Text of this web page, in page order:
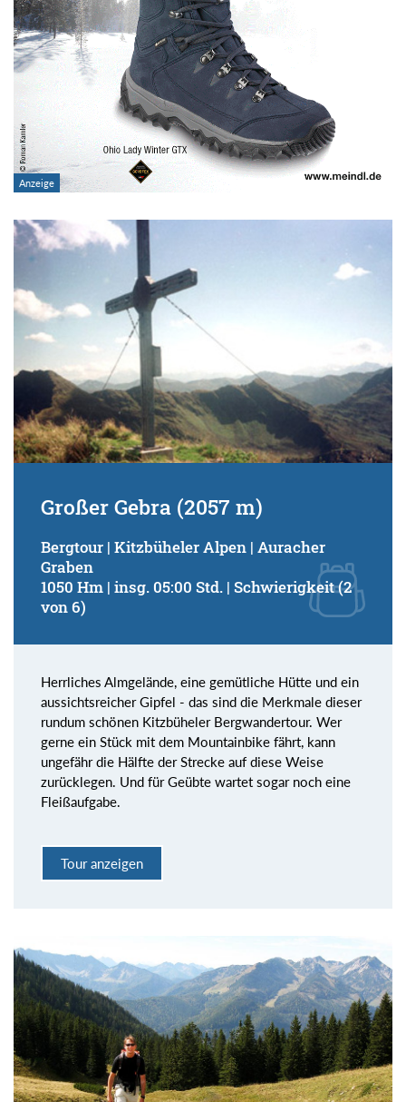
Großer Gebra (2057 m)
Bergtour | Kitzbüheler Alpen | Auracher
Graben
1050 Hm | insg. 05:00 Std. | Schwierigkeit (2
von 6)
Herrliches Almgelände, eine gemütliche Hütte und ein
aussichtsreicher Gipfel - das sind die Merkmale dieser
rundum schönen Kitzbüheler Bergwandertour. Wer
gerne ein Stück mit dem Mountainbike fährt, kann
ungefähr die Hälfte der Strecke auf diese Weise
zurücklegen. Und für Geübte wartet sogar noch eine
Fleißaufgabe.
Tour anzeigen